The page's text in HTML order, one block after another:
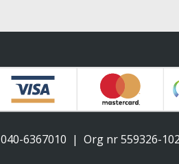
040-6367010 Org nr 559326-